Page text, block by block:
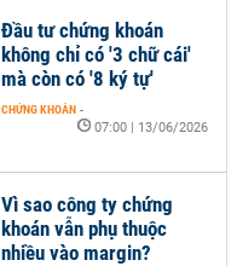
Vì sao công ty chứng
khoán vẫn phụ thuộc
nhiều vào margin?
Đầu tư chứng khoán
không chỉ có '3 chữ cái'
mà còn có '8 ký tự'
CHỨNG KHOÁN -
07:00 | 13/06/2026